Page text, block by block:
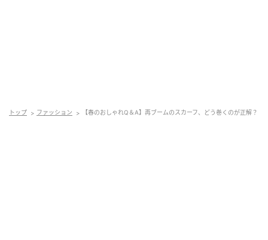
トップ ファッション 【春のおしゃれQ＆A】再ブームのスカーフ、どう巻くのが正解？